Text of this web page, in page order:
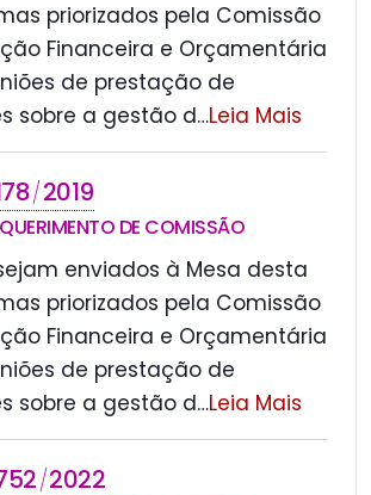
priorizados pela Comissão
Financeira e Orçamentária
de prestação de
sobre a gestão d…Leia Mais
/2019
DE COMISSÃO
enviados à Mesa desta
priorizados pela Comissão
Financeira e Orçamentária
de prestação de
sobre a gestão d…Leia Mais
/2022